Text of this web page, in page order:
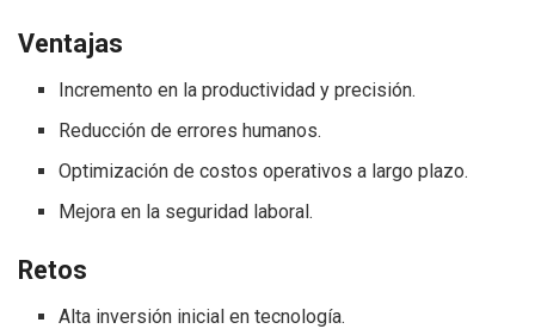
Ventajas
Incremento en la productividad y precisión.
Reducción de errores humanos.
Optimización de costos operativos a largo plazo.
Mejora en la seguridad laboral.
Retos
Alta inversión inicial en tecnología.